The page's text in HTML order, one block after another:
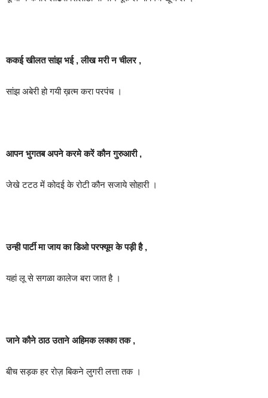
ककई खीलत सांझ भई , लीख मरी न चीलर ,
सांझ अबेरी हो गयी ख़त्म करा परपंच ।
आपन भुगतब अपने करमे करें कौन गुरुआरी ,
जेखे टटठ में कोदई के रोटी कौन सजाये सोहारी ।
उन्ही पार्टी मा जाय का डिओ परफ्यूम के पड़ी है ,
यहां लू से सगळा कालेज बरा जात है ।
जाने कौने ठाठ उताने अहिमक लक्का तक ,
बीच सड़क हर रोज़ बिकने लुगरी लत्ता तक ।